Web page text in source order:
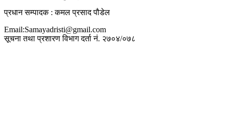
प्रधान सम्पादक : कमल प्रसाद पौडेल
Email:Samayadristi@gmail.com
सूचना तथा प्रशारण विभाग दर्ता नं. २७०४/०७८